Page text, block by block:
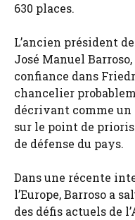
630 places.
L’ancien président
José Manuel
confiance dans
chancelier
décrivant comme un
sur le point de
de défense du pays.
Dans une récente
l’Europe, Barroso a
des défis actuels de